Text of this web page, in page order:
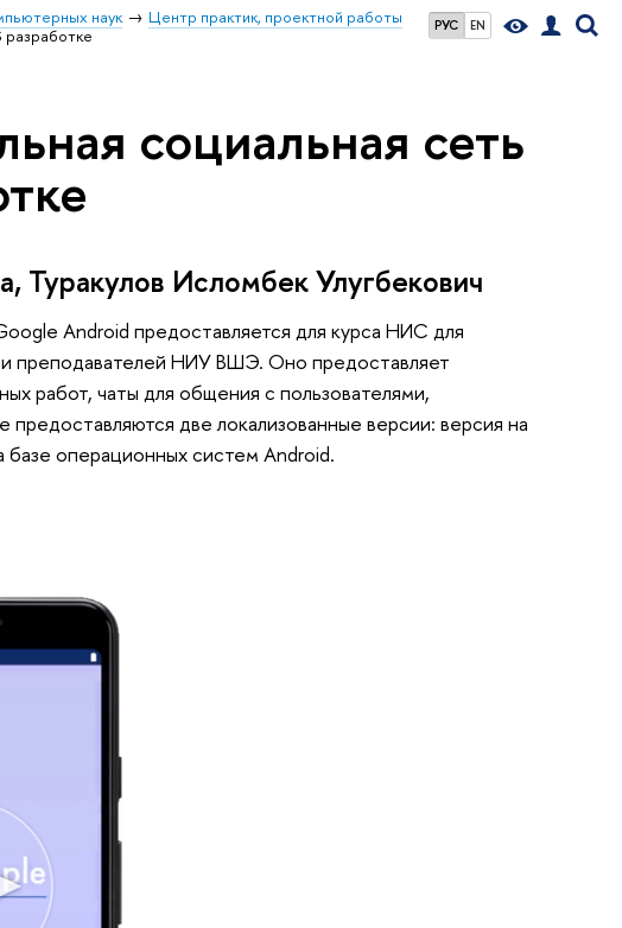
РУС EN
наук
Центр практик, проектной работы
разработке
социальная сеть
Туракулов Исломбек Улугбекович
Android предоставляется для курса НИС для
преподавателей НИУ ВШЭ. Оно предоставляет
работ, чаты для общения с пользователями,
две локализованные версии: версия на
базе операционных систем Android.